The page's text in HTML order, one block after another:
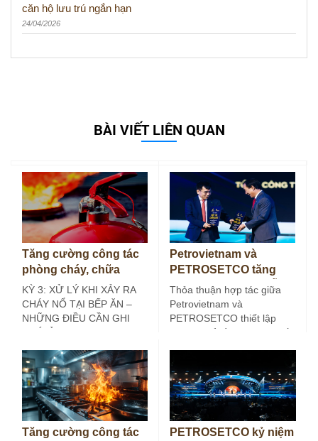
căn hộ lưu trú ngắn hạn
24/04/2026
BÀI VIẾT LIÊN QUAN
Tăng cường công tác
phòng cháy, chữa
cháy tại bếp ăn công
nghiệp (Kỳ 3)
KỲ 3: XỬ LÝ KHI XẢY RA
CHÁY NỔ TẠI BẾP ĂN –
NHỮNG ĐIỀU CẦN GHI
Petrovietnam và
PETROSETCO tăng
cường liên kết chuỗi
dịch vụ năng lượng
Thỏa thuận hợp tác giữa
Petrovietnam và
PETROSETCO thiết lập
khuôn khổ đồng hành chiến
Tăng cường công tác
PETROSETCO kỷ niệm